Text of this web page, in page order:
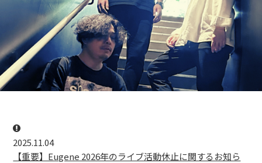
2025.11.04
【重要】Eugene 2026年のライブ活動休止に関するお知ら